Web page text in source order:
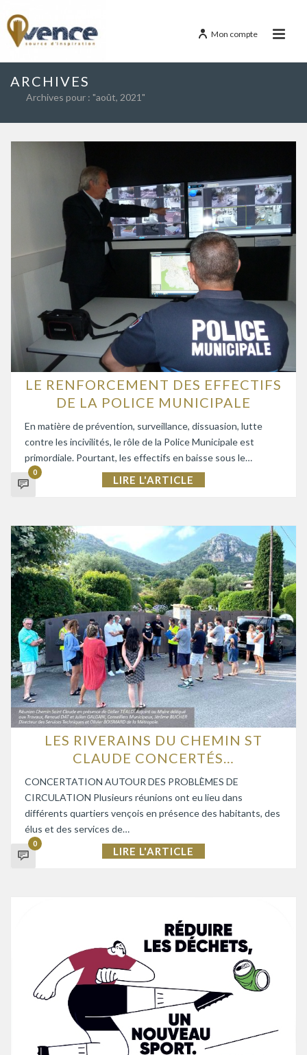
Mon compte
ARCHIVES
Archives pour : "août, 2021"
LE RENFORCEMENT DES EFFECTIFS
DE LA POLICE MUNICIPALE
En matière de prévention, surveillance, dissuasion, lutte
contre les incivilités, le rôle de la Police Municipale est
primordiale. Pourtant, les effectifs en baisse sous le…
0
LIRE L'ARTICLE
LES RIVERAINS DU CHEMIN ST
CLAUDE CONCERTÉS…
CONCERTATION AUTOUR DES PROBLÈMES DE
CIRCULATION Plusieurs réunions ont eu lieu dans
différents quartiers vençois en présence des habitants, des
élus et des services de…
0
LIRE L'ARTICLE